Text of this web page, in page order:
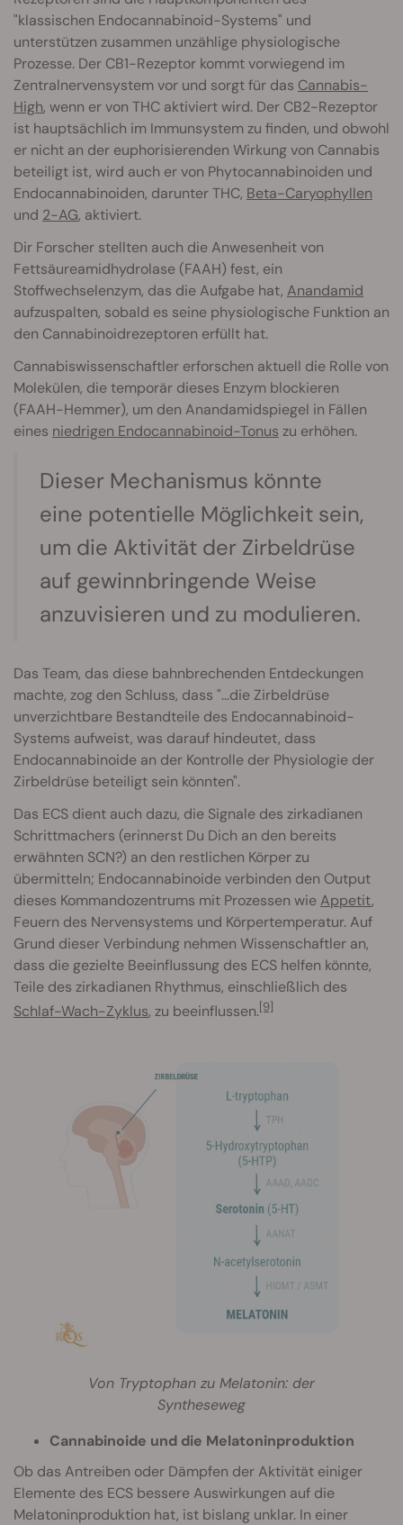
"klassischen Endocannabinoid-Systems" und
unterstützen zusammen unzählige physiologische
Prozesse. Der CB1-Rezeptor kommt vorwiegend im
Zentralnervensystem vor und sorgt für das Cannabis-
High, wenn er von THC aktiviert wird. Der CB2-Rezeptor
ist hauptsächlich im Immunsystem zu finden, und obwohl
er nicht an der euphorisierenden Wirkung von Cannabis
beteiligt ist, wird auch er von Phytocannabinoiden und
Endocannabinoiden, darunter THC, Beta-Caryophyllen
und 2-AG, aktiviert.
Dir Forscher stellten auch die Anwesenheit von
Fettsäureamidhydrolase (FAAH) fest, ein
Stoffwechselenzym, das die Aufgabe hat, Anandamid
aufzuspalten, sobald es seine physiologische Funktion an
den Cannabinoidrezeptoren erfüllt hat.
Cannabiswissenschaftler erforschen aktuell die Rolle von
Molekülen, die temporär dieses Enzym blockieren
(FAAH-Hemmer), um den Anandamidspiegel in Fällen
eines niedrigen Endocannabinoid-Tonus zu erhöhen.
Dieser Mechanismus könnte
eine potentielle Möglichkeit sein,
um die Aktivität der Zirbeldrüse
auf gewinnbringende Weise
anzuvisieren und zu modulieren.
Das Team, das diese bahnbrechenden Entdeckungen
machte, zog den Schluss, dass "...die Zirbeldrüse
unverzichtbare Bestandteile des Endocannabinoid-
Systems aufweist, was darauf hindeutet, dass
Endocannabinoide an der Kontrolle der Physiologie der
Zirbeldrüse beteiligt sein könnten".
Das ECS dient auch dazu, die Signale des zirkadianen
Schrittmachers (erinnerst Du Dich an den bereits
erwähnten SCN?) an den restlichen Körper zu
übermitteln; Endocannabinoide verbinden den Output
dieses Kommandozentrums mit Prozessen wieAppetit,
Feuern des Nervensystems und Körpertemperatur. Auf
Grund dieser Verbindung nehmen Wissenschaftler an,
dass die gezielte Beeinflussung des ECS helfen könnte,
Teile des zirkadianen Rhythmus, einschließlich des
Schlaf-Wach-Zyklus, zu beeinflussen.[9]
Von Tryptophan zu Melatonin: der
Syntheseweg
Cannabinoide und die Melatoninproduktion
Ob das Antreiben oder Dämpfen der Aktivität einiger
Elemente des ECS bessere Auswirkungen auf die
Melatoninproduktion hat, ist bislang unklar. In einer